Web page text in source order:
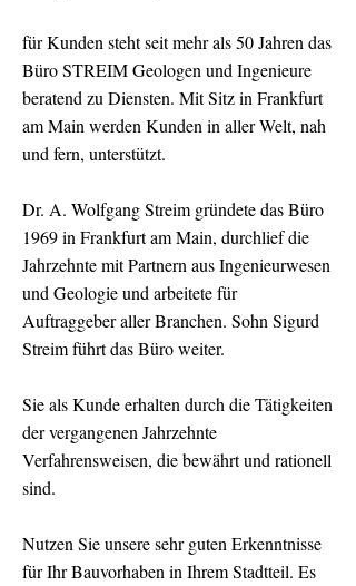
für Kunden steht seit mehr als 50 Jahren das
Büro STREIM Geologen und Ingenieure
beratend zu Diensten. Mit Sitz in Frankfurt
am Main werden Kunden in aller Welt, nah
und fern, unterstützt.
Dr. A. Wolfgang Streim gründete das Büro
1969 in Frankfurt am Main, durchlief die
Jahrzehnte mit Partnern aus Ingenieurwesen
und Geologie und arbeitete für
Auftraggeber aller Branchen. Sohn Sigurd
Streim führt das Büro weiter.
Sie als Kunde erhalten durch die Tätigkeiten
der vergangenen Jahrzehnte
Verfahrensweisen, die bewährt und rationell
sind.
Nutzen Sie unsere sehr guten Erkenntnisse
für Ihr Bauvorhaben in Ihrem Stadtteil. Es